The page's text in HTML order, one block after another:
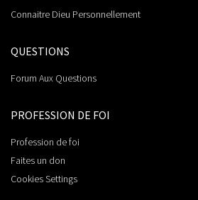
Connaitre Dieu Personnellement
QUESTIONS
Forum Aux Questions
PROFESSION DE FOI
Profession de foi
Faites un don
Cookies Settings